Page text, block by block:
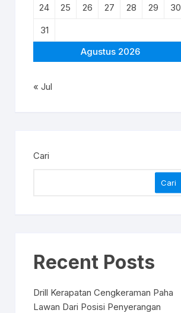
Agustus 2026
24
25 26 27 28 29
30
31
« Jul
Cari
Cari
Recent Posts
Drill Kerapatan Cengkeraman Paha
Lawan Dari Posisi Penyerangan